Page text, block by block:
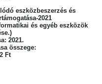
eszközbeszerzés és
2021
és egyéb eszközök
2021.
összege:
Ft